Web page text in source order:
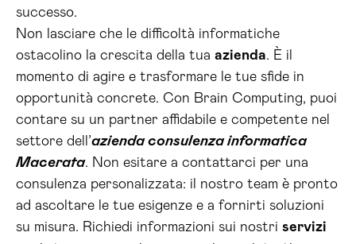
successo.
Non lasciare che le difficoltà informatiche
ostacolino la crescita della tua azienda. È il
momento di agire e trasformare le tue sfide in
opportunità concrete. Con Brain Computing, puoi
contare su un partner affidabile e competente nel
settore dell’azienda consulenza informatica
Macerata. Non esitare a contattarci per una
consulenza personalizzata: il nostro team è pronto
ad ascoltare le tue esigenze e a fornirti soluzioni
su misura. Richiedi informazioni sui nostri servizi